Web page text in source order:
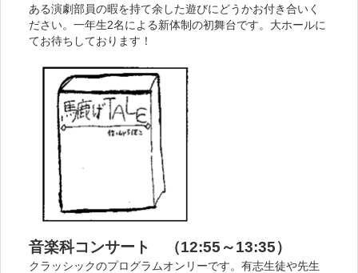
ある演劇部員の暇を持て余した遊びにどうかお付き合いく
ださい。一年生2名による新体制の初舞台です。大ホールに
てお待ちしております！
音楽科コンサート （12:55～13:35）
クラッシックのプログラムオンリーです。有志生徒や先生